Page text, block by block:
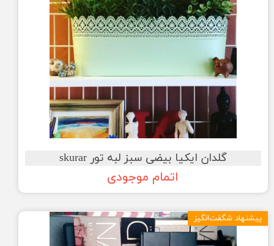
گلدان ایکیا بیضی سبز لبه تور skurar
اتمام موجودی
پیشنهاد شگفت‌انگیز